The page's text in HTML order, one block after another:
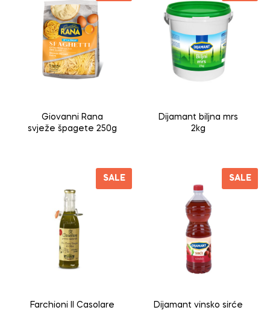
Giovanni Rana
svježe špagete 250g
Dijamant biljna mrs
2kg
SALE
Farchioni Il Casolare
SALE
Dijamant vinsko sirće